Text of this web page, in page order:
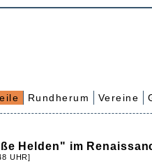
Rundherum Vereine
Helden" im
UHR]